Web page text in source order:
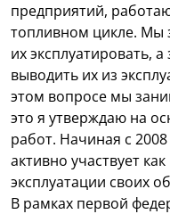
предприятий,
топливном цикле. Мы
их эксплуатировать,
выводить их из
этом вопросе мы
это я утверждаю на
работ. Начиная с
активно участвует
эксплуатации своих
В рамках первой